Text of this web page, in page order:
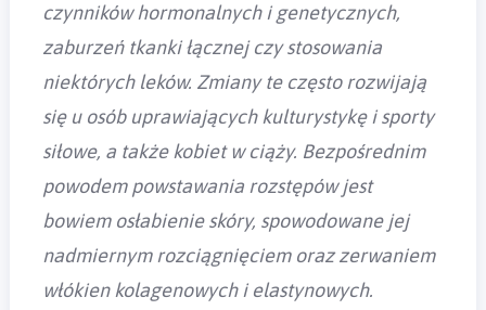
czynników hormonalnych i genetycznych,
zaburzeń tkanki łącznej czy stosowania
niektórych leków. Zmiany te często rozwijają
się u osób uprawiających kulturystykę i sporty
siłowe, a także kobiet w ciąży. Bezpośrednim
powodem powstawania rozstępów jest
bowiem osłabienie skóry, spowodowane jej
nadmiernym rozciągnięciem oraz zerwaniem
włókien kolagenowych i elastynowych.